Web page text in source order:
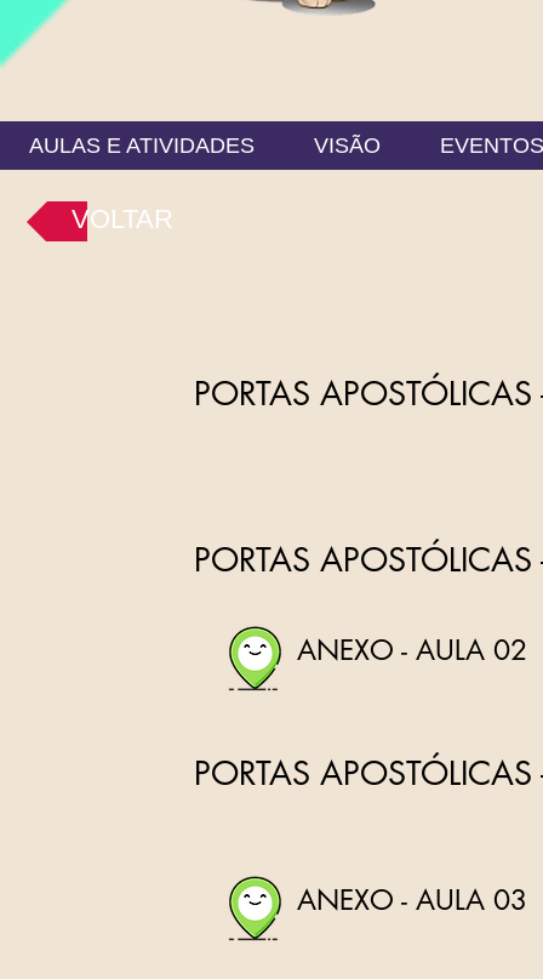
AULAS E ATIVIDADES VISÃO EVENTOS
PORTAS
PORTAS
ANEXO - AULA 02
VOLTAR
PORTAS
ANEXO - AULA 03